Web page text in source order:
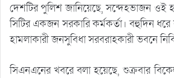
দেশটির পুলিশ জানিয়েছে, সন্দেহভাজন ওই
সিটির একজন সরকারি কর্মকর্তা। বহুদিন
হামলাকারী জনসুবিধা সরবরাহকারী ভবনে
সিএনএনের খবরে বলা হয়েছে, শুক্রবার